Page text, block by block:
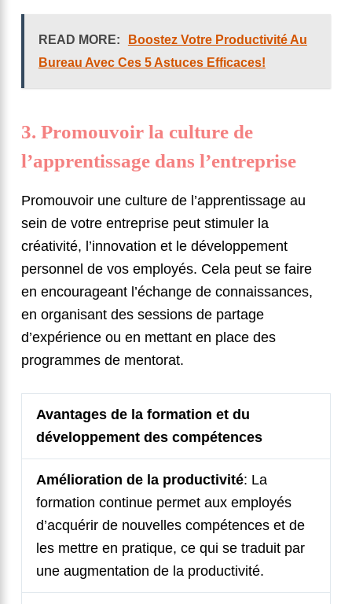
READ MORE:
Boostez Votre Productivité Au
Bureau Avec Ces 5 Astuces Efficaces!
3. Promouvoir la culture de
l’apprentissage dans l’entreprise
Promouvoir une culture de l’apprentissage au
sein de votre entreprise peut stimuler la
créativité, l’innovation et le développement
personnel de vos employés. Cela peut se faire
en encourageant l’échange de connaissances,
en organisant des sessions de partage
d’expérience ou en mettant en place des
programmes de mentorat.
Avantages de la formation et du
développement des compétences
Amélioration de la productivité: La
formation continue permet aux employés
d’acquérir de nouvelles compétences et de
les mettre en pratique, ce qui se traduit par
une augmentation de la productivité.